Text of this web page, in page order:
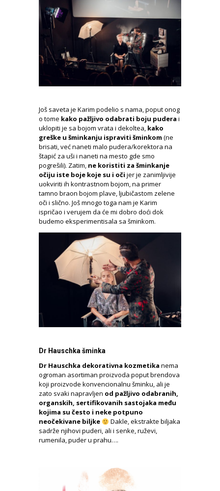
Još saveta je Karim podelio s nama, poput onog
o tome kako pažljivo odabrati boju pudera i
uklopiti je sa bojom vrata i dekoltea, kako
greške u šminkanju ispraviti šminkom (ne
brisati, već naneti malo pudera/korektora na
štapić za uši i naneti na mesto gde smo
pogrešili). Zatim, ne koristiti za šminkanje
očiju iste boje koje su i oči jer je zanimljivije
uokviriti ih kontrastnom bojom, na primer
tamno braon bojom plave, ljubičastom zelene
oči i slično. Još mnogo toga nam je Karim
ispričao i verujem da će mi dobro doći dok
budemo eksperimentisala sa šminkom.
Dr Hauschka šminka
Dr Hauschka dekorativna kozmetika nema
ogroman asortiman proizvoda poput brendova
koji proizvode konvencionalnu šminku, ali je
zato svaki napravljen od pažljivo odabranih,
organskih, sertifikovanih sastojaka među
kojima su često i neke potpuno
neočekivane biljke
Dakle, ekstrakte biljaka
sadrže njihovi puderi, ali i senke, ruževi,
rumenila, puder u prahu….